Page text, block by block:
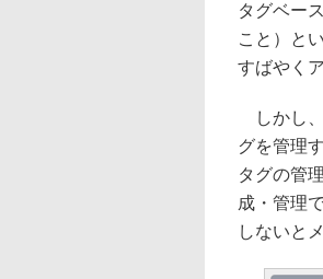
タグベー
こと）と
すばやく
しかし、
グを管理
タグの管
成・管理
しないと